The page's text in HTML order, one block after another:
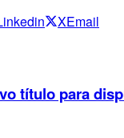
XEmail
título para